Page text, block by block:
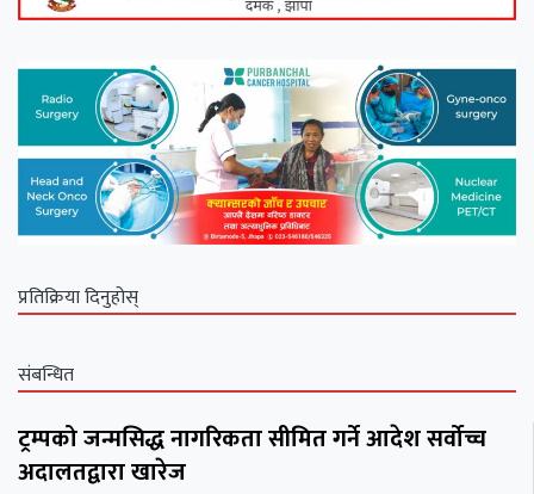
प्रतिक्रिया दिनुहोस्
संबन्धित
ट्रम्पको जन्मसिद्ध नागरिकता सीमित गर्ने आदेश सर्वोच्च
अदालतद्वारा खारेज